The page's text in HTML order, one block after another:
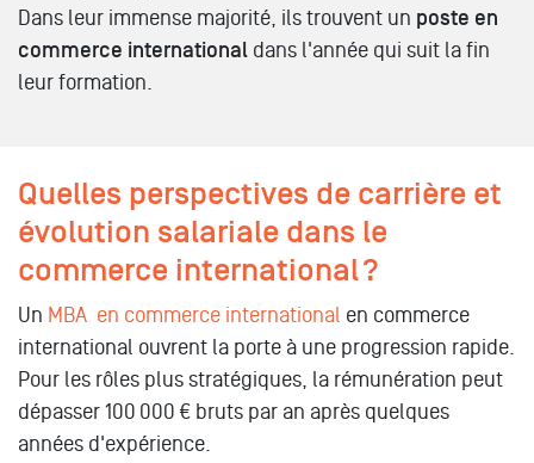
Dans leur immense majorité, ils trouvent un poste en
commerce international dans l'année qui suit la fin
leur formation.
Quelles perspectives de carrière et
évolution salariale dans le
commerce international ?
Un MBA en commerce international en commerce
international ouvrent la porte à une progression rapide.
Pour les rôles plus stratégiques, la rémunération peut
dépasser 100 000 € bruts par an après quelques
années d'expérience.